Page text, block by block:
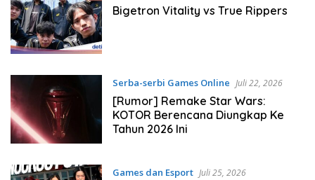
Bigetron Vitality vs True Rippers
Serba-serbi Games Online Juli 22, 2026
[Rumor] Remake Star Wars:
KOTOR Berencana Diungkap Ke
Tahun 2026 Ini
Games dan Esport Juli 25, 2026